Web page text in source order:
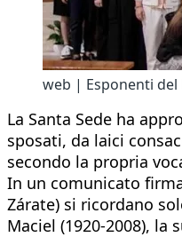
web | Esponenti del
La Santa Sede ha
sposati, da laici
secondo la propria
In un comunicato
Zárate) si ricordano
Maciel (1920-2008),